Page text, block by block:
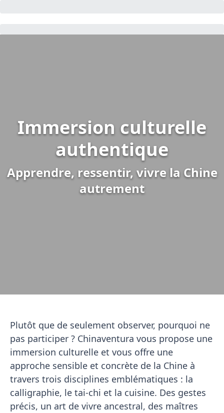
Immersion culturelle
authentique
Apprendre, ressentir, vivre la Chine
autrement
Plutôt que de seulement observer, pourquoi ne
pas participer ? Chinaventura vous propose une
immersion culturelle et vous offre une
approche sensible et concrète de la Chine à
travers trois disciplines emblématiques : la
calligraphie, le tai-chi et la cuisine. Des gestes
précis, un art de vivre ancestral, des maîtres